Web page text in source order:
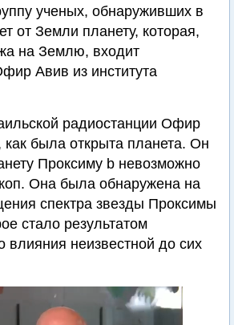
ученых, обнаруживших в
от Земли планету, которая,
на Землю, входит
Авив из института
радиостанции Офир
как была открыта планета. Он
Проксиму b невозможно
Она была обнаружена на
спектра звезды Проксимы
стало результатом
влияния неизвестной до сих